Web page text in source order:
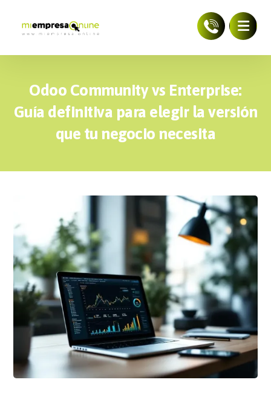
Odoo Community vs Enterprise:
Guía definitiva para elegir la versión
que tu negocio necesita